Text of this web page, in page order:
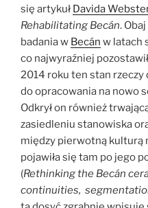
kulturami
Majów
i
Olmeków?”
się artykuł Davida
Rehabilitating Becán.
badania w Becán w latach
co najwyraźniej
2014 roku ten stan rzeczy
do opracowania na nowo
Odkrył on również
zasiedleniu stanowiska
między pierwotną kulturą
pojawiła się tam po jego
(Rethinking the Becán
continuities,